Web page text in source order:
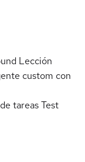
Lección
custom con
tareasTest